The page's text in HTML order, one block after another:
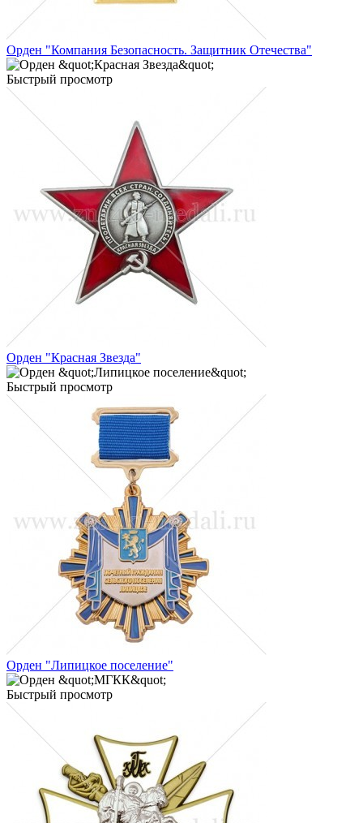
Орден "Компания Безопасность. Защитник Отечества"
Быстрый просмотр
Орден "Красная Звезда"
Быстрый просмотр
Орден "Липицкое поселение"
Быстрый просмотр